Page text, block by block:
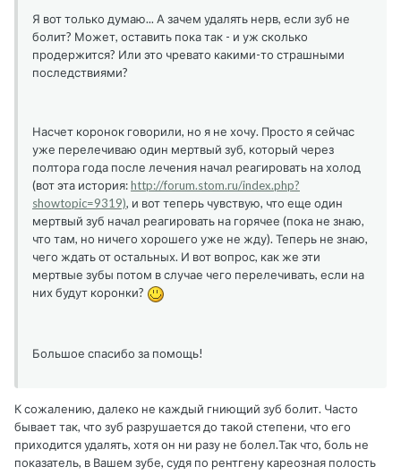
Я вот только думаю... А зачем удалять нерв, если зуб не
болит? Может, оставить пока так - и уж сколько
продержится? Или это чревато какими-то страшными
последствиями?
Насчет коронок говорили, но я не хочу. Просто я сейчас
уже перелечиваю один мертвый зуб, который через
полтора года после лечения начал реагировать на холод
(вот эта история:http://forum.stom.ru/index.php?
showtopic=9319), и вот теперь чувствую, что еще один
мертвый зуб начал реагировать на горячее (пока не знаю,
что там, но ничего хорошего уже не жду). Теперь не знаю,
чего ждать от остальных. И вот вопрос, как же эти
мертвые зубы потом в случае чего перелечивать, если на
них будут коронки?
Большое спасибо за помощь!
К сожалению, далеко не каждый гниющий зуб болит. Часто
бывает так, что зуб разрушается до такой степени, что его
приходится удалять, хотя он ни разу не болел.Так что, боль не
показатель, в Вашем зубе, судя по рентгену кареозная полость